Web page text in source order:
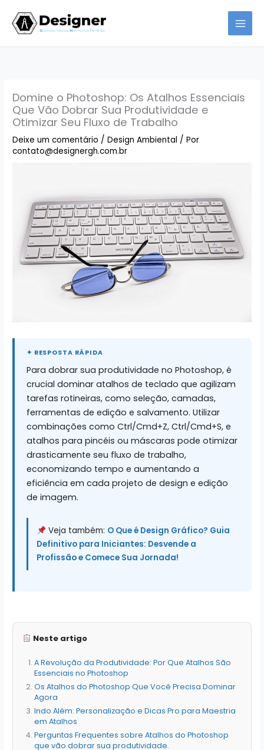
para
Domine o Photoshop: Os Atalhos Essenciais
Que Vão Dobrar Sua Produtividade e
Otimizar Seu Fluxo de Trabalho
Deixe um comentário /Design Ambiental / Por
contato@designergh.com.br
Para dobrar sua produtividade no Photoshop, é
crucial dominar atalhos de teclado que agilizam
tarefas rotineiras, como seleção, camadas,
ferramentas de edição e salvamento. Utilizar
combinações como Ctrl/Cmd+Z, Ctrl/Cmd+S, e
atalhos para pincéis ou máscaras pode otimizar
drasticamente seu fluxo de trabalho,
economizando tempo e aumentando a
eficiência em cada projeto de design e edição
de imagem.
Veja também: O Que é Design Gráfico? Guia
Definitivo para Iniciantes: Desvende a
Profissão e Comece Sua Jornada!
Neste artigo
A Revolução da Produtividade: Por Que Atalhos São
Essenciais no Photoshop
Os Atalhos do Photoshop Que Você Precisa Dominar
Agora
Indo Além: Personalização e Dicas Pro para Maestria
em Atalhos
Perguntas Frequentes sobre Atalhos do Photoshop
que vão dobrar sua produtividade.